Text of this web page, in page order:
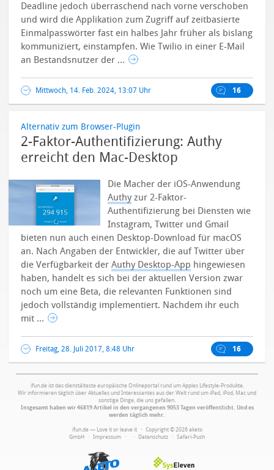
Deadline jedoch überraschend nach vorne verschoben
und wird die Applikation zum Zugriff auf zeitbasierte
Einmalpasswörter fast ein halbes Jahr früher als bislang
kommuniziert, einstampfen.Wie Twilio in einer E-Mail
an Bestandsnutzer der ...
Mittwoch, 14. Feb. 2024, 13:07 Uhr 16
Alternativ zum Browser-Plugin
2-Faktor-Authentifizierung: Authy
erreicht den Mac-Desktop
Die Macher der iOS-Anwendung
Authy zur 2-Faktor-
Authentifizierung bei Diensten wie
Instagram, Twitter und Gmail
bieten nun auch einen Desktop-Download für macOS
an. Nach Angaben der Entwickler, die auf Twitter über
die Verfügbarkeit derAuthy Desktop-App hingewiesen
haben, handelt es sich bei der aktuellen Version zwar
noch um eine Beta, die relevanten Funktionen sind
jedoch vollständig implementiert. Nachdem ihr euch
mit ...
Freitag, 28. Juli 2017, 8:48 Uhr 16
ifun.de ist das dienstälteste europäische Onlineportal rund um Apples Lifestyle-Produkte.
Wir informieren täglich über Aktuelles und Interessantes aus der Welt rund um iPad, iPod, Mac und
sonstige Dinge, die uns gefallen.
Insgesamt haben wir 46819 Artikel in den vergangenen 9053 Tagen veröffentlicht. Und es
werden täglich mehr.
ifun.de — Love it or leave it · Copyright © 2026 aketo
GmbH · Impressum · · Datenschutz · Safari-Push